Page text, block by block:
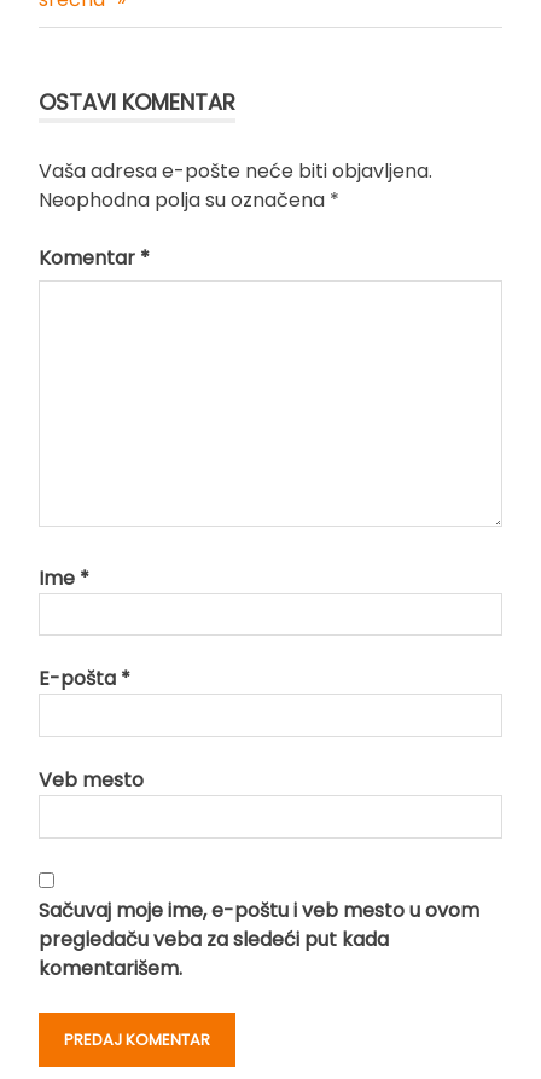
OSTAVI KOMENTAR
Vaša adresa e-pošte neće biti objavljena.
Neophodna polja su označena *
Komentar *
Ime *
E-pošta *
Veb mesto
Sačuvaj moje ime, e-poštu i veb mesto u ovom
pregledaču veba za sledeći put kada
komentarišem.